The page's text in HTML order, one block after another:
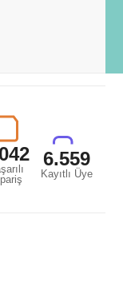
6.559
Kayıtlı Üye